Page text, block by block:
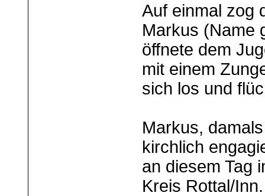
Auf einmal zog
Markus (Name
öffnete dem
mit einem
sich los und
Markus,
kirchlich
an diesem Tag
Kreis Rottal/Inn.